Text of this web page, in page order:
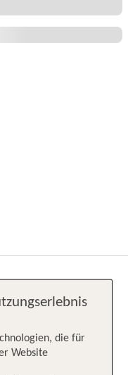
die für
Website